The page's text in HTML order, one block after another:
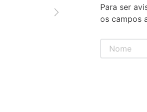
Para ser
os campos